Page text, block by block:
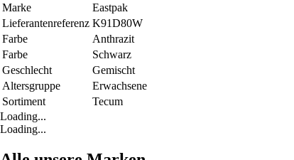
Marke
Eastpak
Lieferantenreferenz K91D80W
Farbe
Anthrazit
Farbe
Schwarz
Geschlecht
Gemischt
Altersgruppe
Erwachsene
Sortiment
Tecum
Loading...
Loading...